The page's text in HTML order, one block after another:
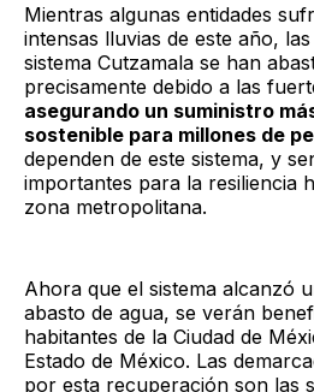
Mientras algunas entidades
intensas lluvias de este año,
sistema Cutzamala se han
precisamente debido a las
asegurando un suministro
sostenible para millones de
dependen de este sistema, y
importantes para la resiliencia
zona metropolitana.
Ahora que el sistema alcanzó
abasto de agua, se verán
habitantes de la Ciudad de
Estado de México. Las
por esta recuperación son las